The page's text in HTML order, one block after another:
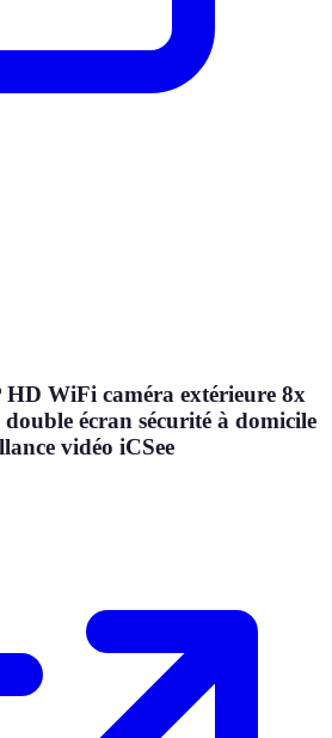
WiFi caméra extérieure 8x
écran sécurité à domicile
vidéo iCSee